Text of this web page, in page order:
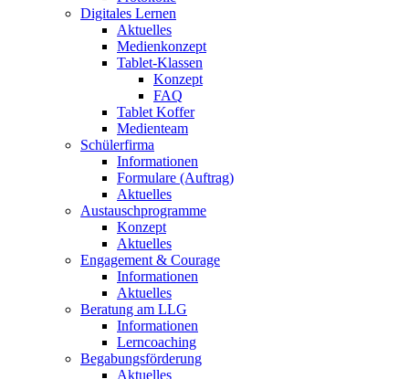
Digitales Lernen
Aktuelles
Medienkonzept
Tablet-Klassen
Konzept
FAQ
Tablet Koffer
Medienteam
Schülerfirma
Informationen
Formulare (Auftrag)
Aktuelles
Austauschprogramme
Konzept
Aktuelles
Engagement & Courage
Informationen
Aktuelles
Beratung am LLG
Informationen
Lerncoaching
Begabungsförderung
Aktuelles